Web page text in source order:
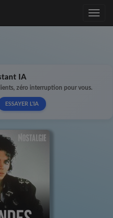
Toggle
IA
zéro interruption pour vous.
ESSAYER L'IA